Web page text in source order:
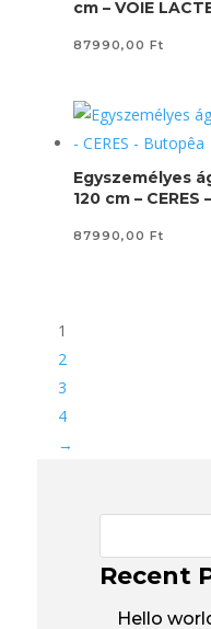
Recent
Hello
cm – VOIE
87990,00 Ft
Egyszemélyes
120 cm –
87990,00 Ft
1
2
3
4
→